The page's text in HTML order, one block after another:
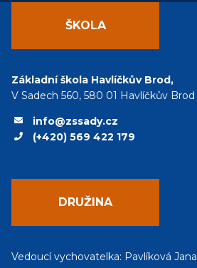
ŠKOLA
Základní škola Havlíčkův Brod,
V Sadech 560, 580 01 Havlíčkův Brod
info@zssady.cz
(+420) 569 422 179
DRUŽINA
Vedoucí vychovatelka: Pavlíková Jana